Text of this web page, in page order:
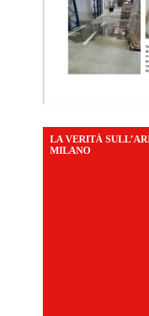
LA VERITÀ
MILANO